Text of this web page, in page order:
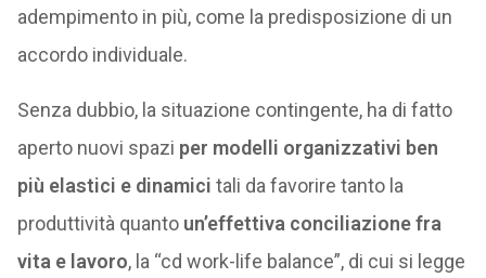
adempimento in più, come la predisposizione di un
accordo individuale.
Senza dubbio, la situazione contingente, ha di fatto
aperto nuovi spazi per modelli organizzativi ben
più elastici e dinamici tali da favorire tanto la
produttività quanto un’effettiva conciliazione fra
vita e lavoro, la “cd work-life balance”, di cui si legge